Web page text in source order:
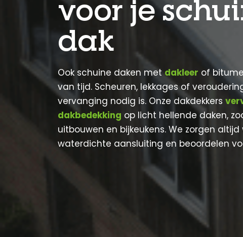
voor je
dak
Ook schuine daken metdakleer of
van tijd. Scheuren, lekkages of
vervanging nodig is. Onze dakdekkers
dakbedekking op licht hellende daken,
uitbouwen en bijkeukens. We zorgen altijd
waterdichte aansluiting en beoordelen